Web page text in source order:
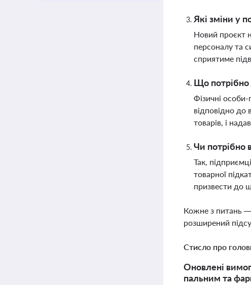
Які зміни у
Новий проєкт
персоналу та
сприятиме
Що потрібно
Фізичні особи-
відповідно до
товарів, і
Чи потрібно
Так,
товарної
призвести до
Кожне з питань —
розширений
Стисло про
Оновлені
пальним та